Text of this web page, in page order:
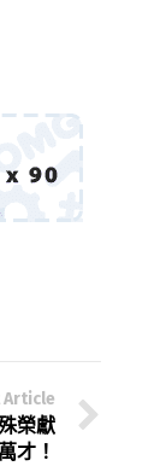
Article
榮獻
才！